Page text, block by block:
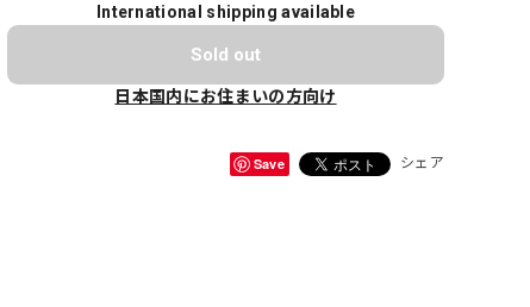
International shipping available
Sold out
日本国内にお住まいの方向け
Save シェア